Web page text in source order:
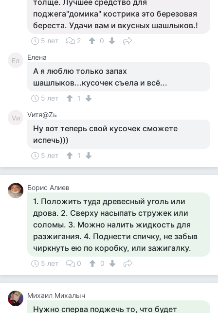
толще. Лучшее средство для
поджега"домика" кострика это березовая
береста. Удачи вам и вкусных шашлыков.!
5 лет 2 0
Ел Елена
А я люблю только запах
шашлыков...кусочек съела и всё...
5 лет 1
Vи Vитя@Zь
Ну вот теперь свой кусочек сможете
испечь)))
5 лет 1
Борис Алиев
1. Положить туда древесный уголь или
дрова. 2. Сверху насыпать стружек или
соломы. 3. Можно налить жидкость для
разжигания. 4. Поднести спичку, не забыв
чиркнуть ею по коробку, или зажигалку.
5 лет 0 0
Михаил Михалыч
Нужно сперва поджечь то, что будет